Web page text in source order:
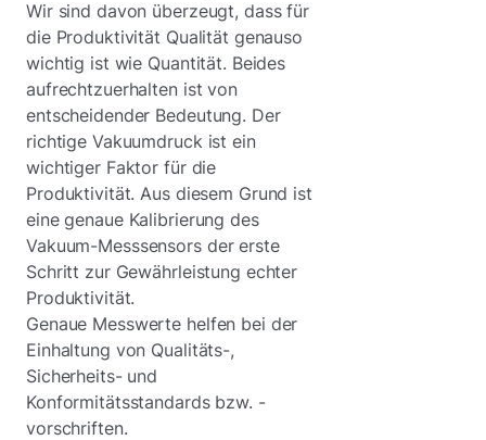
Wir sind davon überzeugt, dass für
die Produktivität Qualität genauso
wichtig ist wie Quantität. Beides
aufrechtzuerhalten ist von
entscheidender Bedeutung. Der
richtige Vakuumdruck ist ein
wichtiger Faktor für die
Produktivität. Aus diesem Grund ist
eine genaue Kalibrierung des
Vakuum-Messsensors der erste
Schritt zur Gewährleistung echter
Produktivität.
Genaue Messwerte helfen bei der
Einhaltung von Qualitäts-,
Sicherheits- und
Konformitätsstandards bzw. -
vorschriften.